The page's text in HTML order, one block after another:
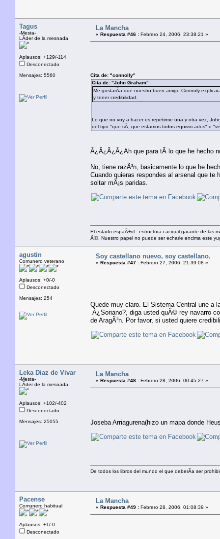
Tagus
-Mesta-
LÃ­der de la mesnada
Aplausos: +129/-114
Desconectado
Mensajes: 5560
La Mancha
« Respuesta #46 : Febrero 24, 2006, 23:38:21 »
Cita de: "connolly"
Cita de: "John Graham"
Me gustarÃ­a que nuestro buen amigo Connoly
y tener credibilidad.
Lo que no voy a hacer es repetirme una y otra vez,
del tipo "que sÃ­, que estamos todos equivocados" o
Â¿Â¿Â¿Â¿Ah que para tÃ­ lo que he hecho
No, tiene razÃ³n, basicamente lo que he
Cuando quieras respondes al arsenal que te
soltar mÃ¡s paridas.
El estado espaÃ±ol : estructura caciquil garante de las
Ã©l. Nuestro papel no puede ser echarle encima este
agustin
Comunero veterano
Aplausos: +0/-0
Desconectado
Mensajes: 254
Soy castellano nuevo, soy castellano.
« Respuesta #47 : Febrero 27, 2006, 21:39:08 »
Quede muy claro. El Sistema Central une a
Â¿Soriano?, diga usted quÃ© rey navarro
de AragÃ³n. Por favor, si usted quiere
Leka Diaz de Vivar
-Mesta-
LÃ­der de la mesnada
Aplausos: +102/-402
Desconectado
Mensajes: 25055
La Mancha
« Respuesta #48 : Febrero 28, 2006, 00:45:27 »
Joseba Arriagurena(hizo un mapa donde
De todos los libros del mundo el que deberÃ­a ser
Pacense
Comunero habitual
Aplausos: +1/-0
Desconectado
La Mancha
« Respuesta #49 : Febrero 28, 2006, 01:08:39 »